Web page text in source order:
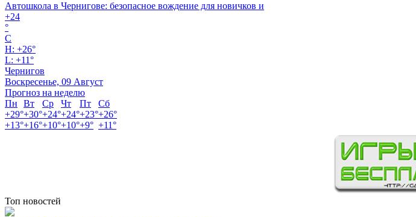
Автошкола в Чернигове: безопасное вождение для новичков и
+24
°
C
H: +26°
L: +11°
Чернигов
Воскресенье, 09 Август
Прогноз на неделю
Пн
Вт Ср Чт Пт
Сб
+29°+30°+24°+24°+23°+26°
+13°+16°+10°+10°+9° +11°
Топ новостей